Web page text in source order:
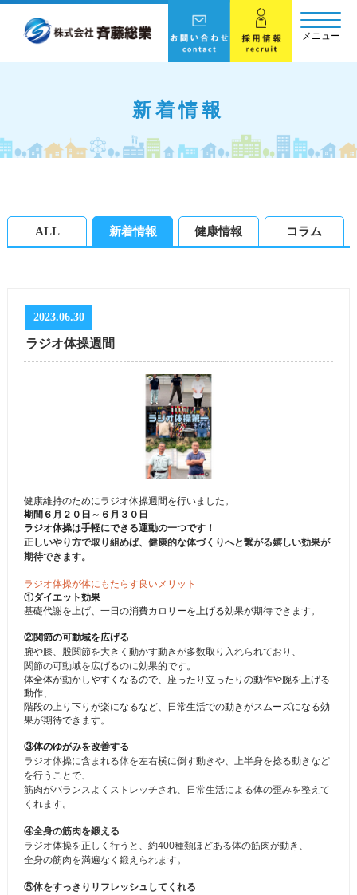
メニュー
新着情報
ALL 新着情報 健康情報 コラム
2023.06.30
ラジオ体操週間
健康維持のためにラジオ体操週間を行いました。
期間６月２０日～６月３０日
ラジオ体操は手軽にできる運動の一つです！
正しいやり方で取り組めば、健康的な体づくりへと繋がる嬉しい効果が
期待できます。
ラジオ体操が体にもたらす良いメリット
①ダイエット効果
基礎代謝を上げ、一日の消費カロリーを上げる効果が期待できます。
②関節の可動域を広げる
腕や膝、股関節を大きく動かす動きが多数取り入れられており、
関節の可動域を広げるのに効果的です。
体全体が動かしやすくなるので、座ったり立ったりの動作や腕を上げる
動作、
階段の上り下りが楽になるなど、日常生活での動きがスムーズになる効
果が期待できます。
③体のゆがみを改善する
ラジオ体操に含まれる体を左右横に倒す動きや、上半身を捻る動きなど
を行うことで、
筋肉がバランスよくストレッチされ、日常生活による体の歪みを整えて
くれます。
④全身の筋肉を鍛える
ラジオ体操を正しく行うと、約400種類ほどある体の筋肉が動き、
全身の筋肉を満遍なく鍛えられます。
⑤体をすっきりリフレッシュしてくれる